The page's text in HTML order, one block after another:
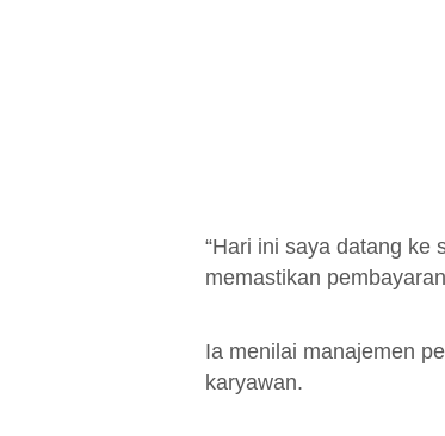
“Hari ini saya datang ke
memastikan
Ia menilai manajemen
karyawan.